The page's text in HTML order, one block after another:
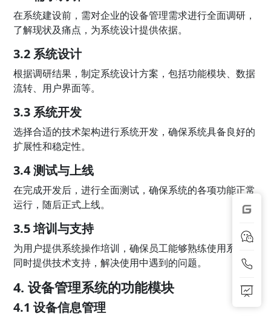
在系统建设前，需对企业的设备管理需求进行全面调研，
了解现状及痛点，为系统设计提供依据。
3.2 系统设计
根据调研结果，制定系统设计方案，包括功能模块、数据
流转、用户界面等。
3.3 系统开发
选择合适的技术架构进行系统开发，确保系统具备良好的
扩展性和稳定性。
3.4 测试与上线
在完成开发后，进行全面测试，确保系统的各项功能正常
运行，随后正式上线。
3.5 培训与支持
为用户提供系统操作培训，确保员工能够熟练使用系统，
同时提供技术支持，解决使用中遇到的问题。
4. 设备管理系统的功能模块
4.1 设备信息管理